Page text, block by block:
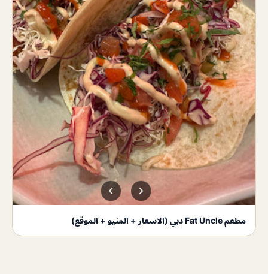
مطعم Fat Uncle دبي (الاسعار + المنيو + الموقع)